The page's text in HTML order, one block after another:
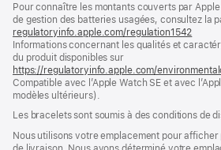
une
nouvelle
fenêtre)
Pour connaître les montants couverts par
de gestion des batteries usagées, consultez la
regulatoryinfo.apple.com/regulation1542
dans
Informations concernant les qualités et
du produit disponibles sur
https://regulatoryinfo.apple.com/
Compatible avec l’Apple Watch SE et avec
modèles ultérieurs).
Les bracelets sont soumis à des conditions de
Nous utilisons votre emplacement pour